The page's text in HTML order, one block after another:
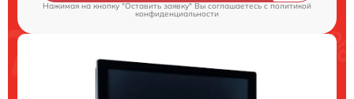
Нажимая на кнопку "Оставить заявку" Вы соглашаетесь c политикой
конфиденциальности